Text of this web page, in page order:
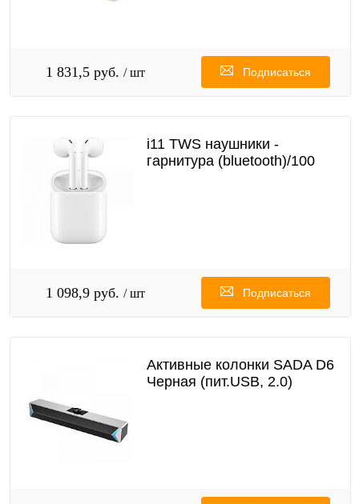
1 831,5 руб. / шт Подписаться
i11 TWS наушники -
гарнитура (bluetooth)/100
1 098,9 руб. / шт Подписаться
Активные колонки SADA D6
Черная (пит.USB, 2.0)